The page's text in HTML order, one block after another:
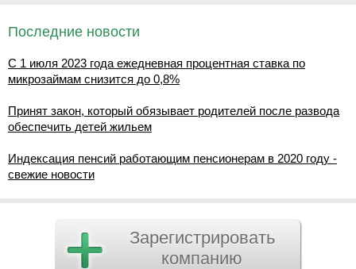
Последние новости
С 1 июля 2023 года ежедневная процентная ставка по
микрозаймам снизится до 0,8%
Принят закон, который обязывает родителей после развода
обеспечить детей жильем
Индексация пенсий работающим пенсионерам в 2020 году -
свежие новости
Зарегистрировать
компанию